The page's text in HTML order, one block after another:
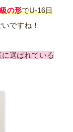
の形でU-16日
ですね！
選ばれている